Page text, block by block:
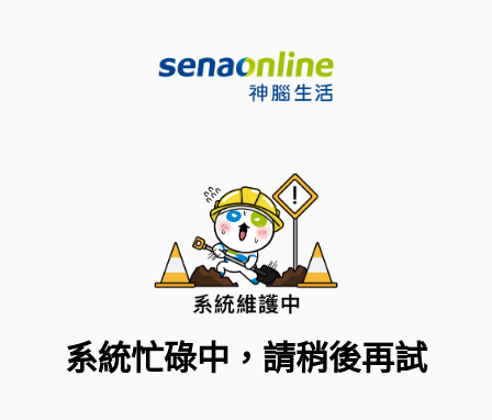
系統忙碌中，請稍後再試